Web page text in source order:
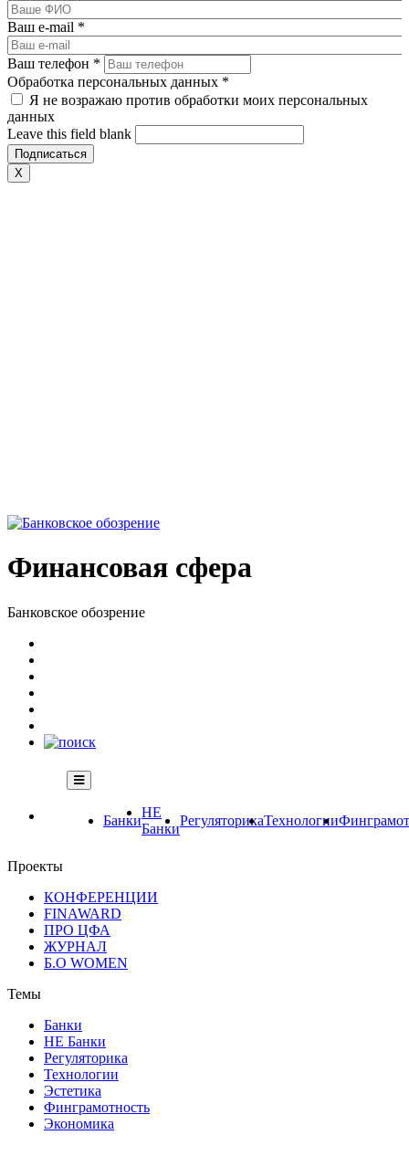
Ваш e-mail *
Ваш телефон *
Обработка персональных данных *
Я не возражаю против обработки моих персональных
данных
Leave this field blank
X
Финансовая сфера
Банковское обозрение
Банки
НЕ
Банки
РегуляторикаТехнологии
Проекты
КОНФЕРЕНЦИИ
FINAWARD
ПРО ЦФА
ЖУРНАЛ
Б.О WOMEN
Темы
Банки
НЕ Банки
Регуляторика
Технологии
Эстетика
Финграмотность
Экономика